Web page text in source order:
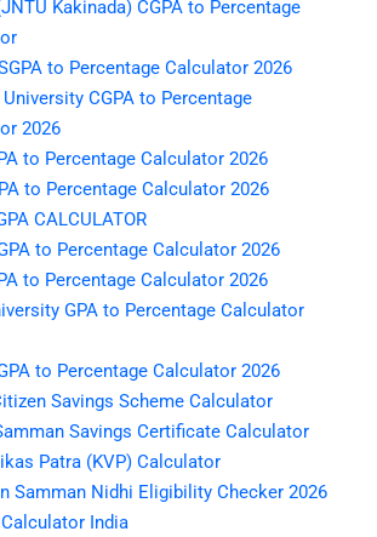
Kakinada) CGPA to Percentage
to Percentage Calculator 2026
CGPA to Percentage
2026
to Percentage Calculator 2026
to Percentage Calculator 2026
CALCULATOR
to Percentage Calculator 2026
to Percentage Calculator 2026
GPA to Percentage Calculator
to Percentage Calculator 2026
Savings Scheme Calculator
Savings Certificate Calculator
Patra (KVP) Calculator
Samman Nidhi Eligibility Checker 2026
India